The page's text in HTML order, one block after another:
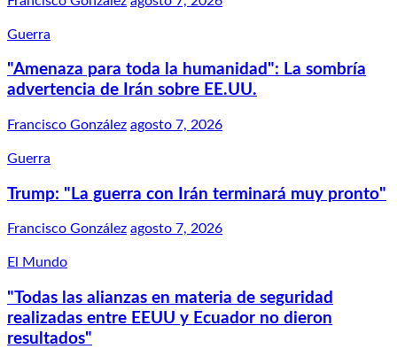
Guerra
"Amenaza para toda la humanidad": La sombría
advertencia de Irán sobre EE.UU.
Francisco González agosto 7, 2026
Guerra
Trump: "La guerra con Irán terminará muy pronto"
Francisco González agosto 7, 2026
El Mundo
"Todas las alianzas en materia de seguridad
realizadas entre EEUU y Ecuador no dieron
resultados"